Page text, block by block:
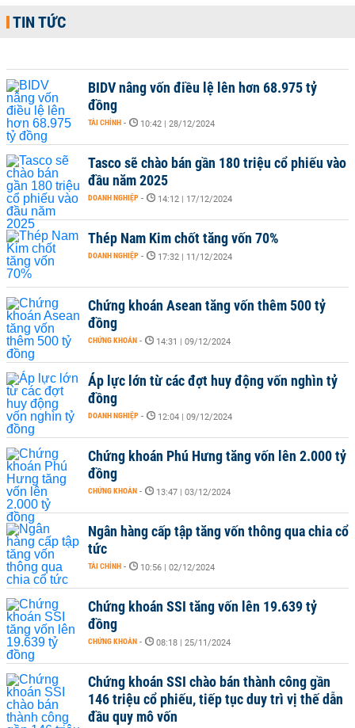
TIN TỨC
BIDV nâng vốn điều lệ lên hơn 68.975 tỷ
đồng
TÀI CHÍNH - 10:42 | 28/12/2024
Tasco sẽ chào bán gần 180 triệu cổ phiếu vào
đầu năm 2025
DOANH NGHIỆP - 14:12 | 17/12/2024
Thép Nam Kim chốt tăng vốn 70%
DOANH NGHIỆP - 17:32 | 11/12/2024
Chứng khoán Asean tăng vốn thêm 500 tỷ
đồng
CHỨNG KHOÁN - 14:31 | 09/12/2024
Áp lực lớn từ các đợt huy động vốn nghìn tỷ
đồng
DOANH NGHIỆP - 12:04 | 09/12/2024
Chứng khoán Phú Hưng tăng vốn lên 2.000 tỷ
đồng
CHỨNG KHOÁN - 13:47 | 03/12/2024
Ngân hàng cấp tập tăng vốn thông qua chia cổ
tức
TÀI CHÍNH - 10:56 | 02/12/2024
Chứng khoán SSI tăng vốn lên 19.639 tỷ
đồng
CHỨNG KHOÁN - 08:18 | 25/11/2024
Chứng khoán SSI chào bán thành công gần
146 triệu cổ phiếu, tiếp tục duy trì vị thế dẫn
đầu quy mô vốn